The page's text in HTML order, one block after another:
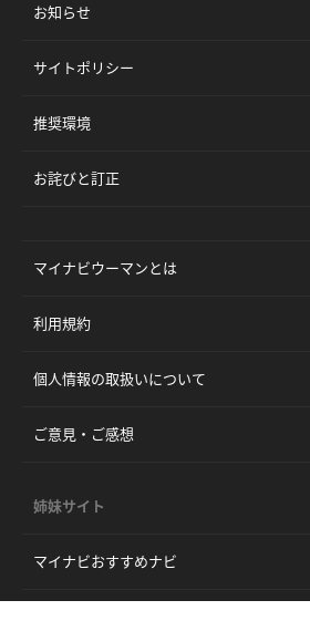
お知らせ
サイトポリシー
推奨環境
お詫びと訂正
マイナビウーマンとは
利用規約
個人情報の取扱いについて
ご意見・ご感想
姉妹サイト
マイナビおすすめナビ